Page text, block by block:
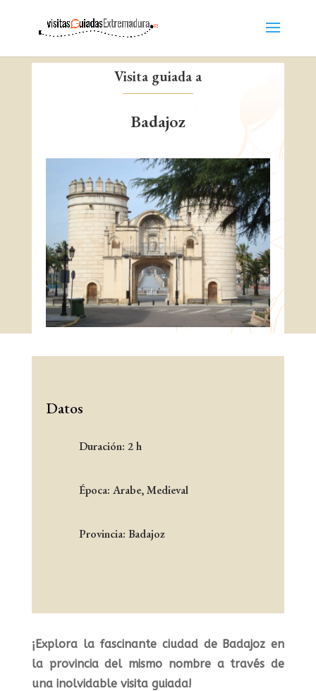
Visita guiada a
Badajoz
Datos
Duración: 2 h
Época: Arabe, Medieval
Provincia: Badajoz
¡Explora la fascinante ciudad de Badajoz en
la provincia del mismo nombre a través de
una inolvidable visita guiada!